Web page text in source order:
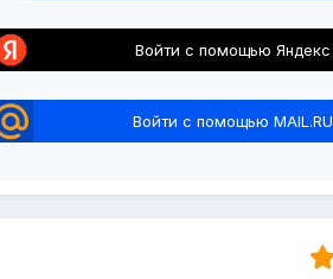
Войти с помощью Яндекс
Войти с помощью MAIL.RU